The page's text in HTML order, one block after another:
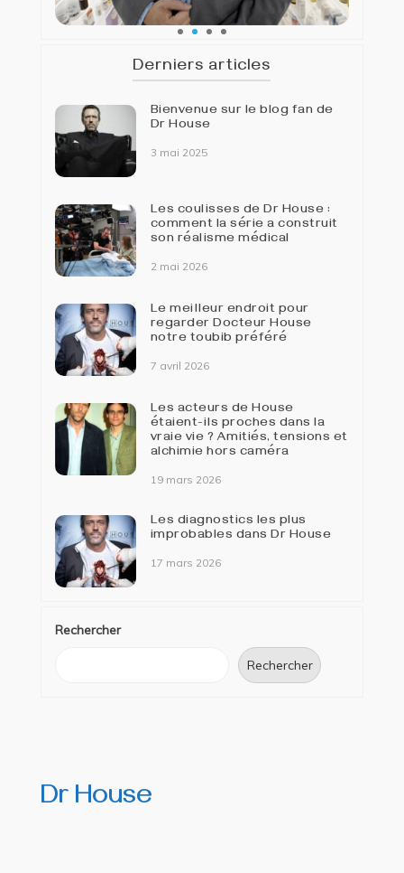
Derniers articles
Bienvenue sur le blog fan de
Dr House
3 mai 2025
Les coulisses de Dr House :
comment la série a construit
son réalisme médical
2 mai 2026
Le meilleur endroit pour
regarder Docteur House
notre toubib préféré
7 avril 2026
Les acteurs de House
étaient-ils proches dans la
vraie vie ? Amitiés, tensions et
alchimie hors caméra
19 mars 2026
Les diagnostics les plus
improbables dans Dr House
17 mars 2026
Rechercher
Rechercher
Dr House